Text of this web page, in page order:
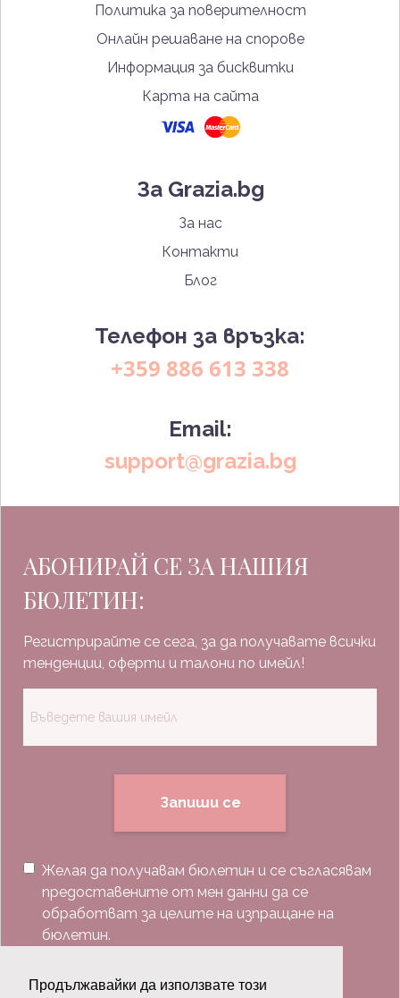
Продължавайки да използвате този
Политика за поверителност
Онлайн решаване на спорове
Информация за бисквитки
Карта на сайта
За Grazia.bg
За нас
Контакти
Блог
Телефон за връзка:
+359 886 613 338
Email:
support@grazia.bg
АБОНИРАЙ СЕ ЗА НАШИЯ
БЮЛЕТИН:
Регистрирайте се сега, за да получавате всички
тенденции, оферти и талони по имейл!
Запиши се
Желая да получавам бюлетин и се съгласявам
предоставените от мен данни да се
обработват за целите на изпращане на
бюлетин.
Последвай ни: